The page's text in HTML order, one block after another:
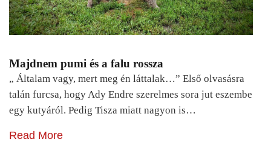
Majdnem pumi és a falu rossza
„ Általam vagy, mert meg én láttalak…” Első olvasásra
talán furcsa, hogy Ady Endre szerelmes sora jut eszembe
egy kutyáról. Pedig Tisza miatt nagyon is…
Read More